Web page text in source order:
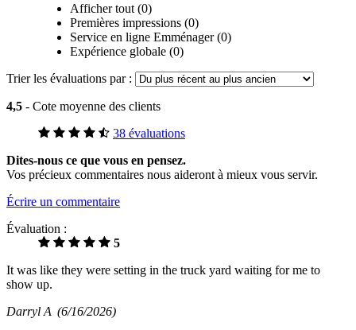
Afficher tout (0)
Premières impressions (0)
Service en ligne Emménager (0)
Expérience globale (0)
Trier les évaluations par :
4,5 - Cote moyenne des clients
38 évaluations
Dites-nous ce que vous en pensez.
Vos précieux commentaires nous aideront à mieux vous servir.
Écrire un commentaire
Évaluation :
5
It was like they were setting in the truck yard waiting for me to
show up.
Darryl A (6/16/2026)